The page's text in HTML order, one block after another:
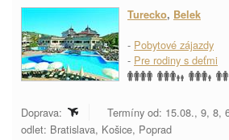
Turecko, Belek
- Pobytové zájazdy
- Pre rodiny s deťmi
Doprava:
Termíny od: 15.08., 9, 8,
odlet: Bratislava, Košice, Poprad